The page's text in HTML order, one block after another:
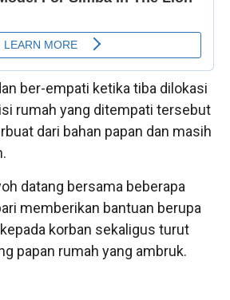
ber-empati ketika tiba dilokasi
rumah yang ditempati tersebut
dari bahan papan dan masih
datang bersama beberapa
memberikan bantuan berupa
korban sekaligus turut
papan rumah yang ambruk.